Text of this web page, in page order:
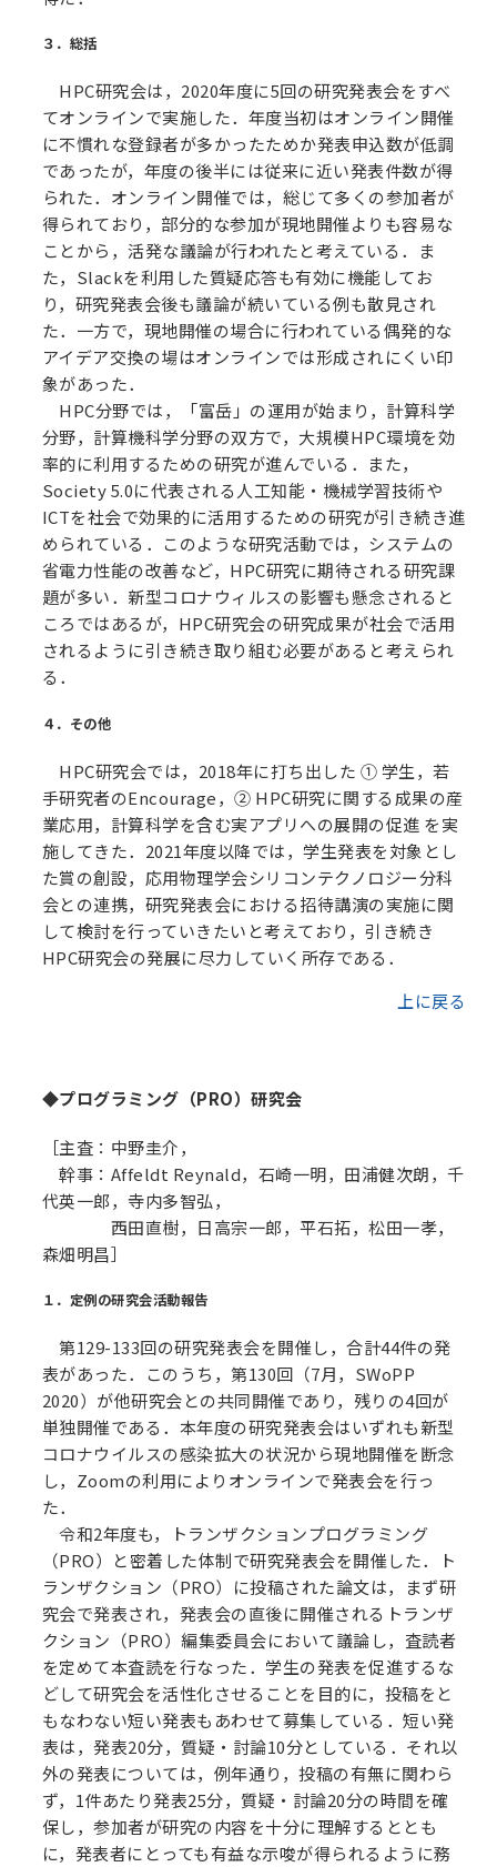
３．総括
HPC研究会は，2020年度に5回の研究発表会をすべ
てオンラインで実施した．年度当初はオンライン開催
に不慣れな登録者が多かったためか発表申込数が低調
であったが，年度の後半には従来に近い発表件数が得
られた．オンライン開催では，総じて多くの参加者が
得られており，部分的な参加が現地開催よりも容易な
ことから，活発な議論が行われたと考えている．ま
た，Slackを利用した質疑応答も有効に機能してお
り，研究発表会後も議論が続いている例も散見され
た．一方で，現地開催の場合に行われている偶発的な
アイデア交換の場はオンラインでは形成されにくい印
象があった．
HPC分野では，「富岳」の運用が始まり，計算科学
分野，計算機科学分野の双方で，大規模HPC環境を効
率的に利用するための研究が進んでいる．また，
Society 5.0に代表される人工知能・機械学習技術や
ICTを社会で効果的に活用するための研究が引き続き進
められている．このような研究活動では，システムの
省電力性能の改善など，HPC研究に期待される研究課
題が多い．新型コロナウィルスの影響も懸念されると
ころではあるが，HPC研究会の研究成果が社会で活用
されるように引き続き取り組む必要があると考えられ
る．
４．その他
HPC研究会では，2018年に打ち出した ① 学生，若
手研究者のEncourage，② HPC研究に関する成果の産
業応用，計算科学を含む実アプリへの展開の促進 を実
施してきた．2021年度以降では，学生発表を対象とし
た賞の創設，応用物理学会シリコンテクノロジー分科
会との連携，研究発表会における招待講演の実施に関
して検討を行っていきたいと考えており，引き続き
HPC研究会の発展に尽力していく所存である．
上に戻る
◆プログラミング（PRO）研究会
［主査：中野圭介，
幹事：Affeldt Reynald，石崎一明，田浦健次朗，千
代英一郎，寺内多智弘，
西田直樹，日高宗一郎，平石拓，松田一孝，
森畑明昌］
１．定例の研究会活動報告
第129-133回の研究発表会を開催し，合計44件の発
表があった．このうち，第130回（7月，SWoPP
2020）が他研究会との共同開催であり，残りの4回が
単独開催である．本年度の研究発表会はいずれも新型
コロナウイルスの感染拡大の状況から現地開催を断念
し，Zoomの利用によりオンラインで発表会を行っ
た．
令和2年度も，トランザクションプログラミング
（PRO）と密着した体制で研究発表会を開催した．ト
ランザクション（PRO）に投稿された論文は，まず研
究会で発表され，発表会の直後に開催されるトランザ
クション（PRO）編集委員会において議論し，査読者
を定めて本査読を行なった．学生の発表を促進するな
どして研究会を活性化させることを目的に，投稿をと
もなわない短い発表もあわせて募集している．短い発
表は，発表20分，質疑・討論10分としている．それ以
外の発表については，例年通り，投稿の有無に関わら
ず，1件あたり発表25分，質疑・討論20分の時間を確
保し，参加者が研究の内容を十分に理解するととも
に，発表者にとっても有益な示唆が得られるように務